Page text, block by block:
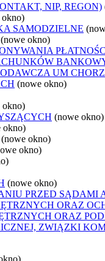
NIP, REGON)
SAMODZIELNE
(nowe okno)
UM
(nowe okno)
okno)
(nowe okno)
okno)
(nowe okno)
okno)
(nowe okno)
PRZED
ORAZ
ORAZ
ZWIĄZKI